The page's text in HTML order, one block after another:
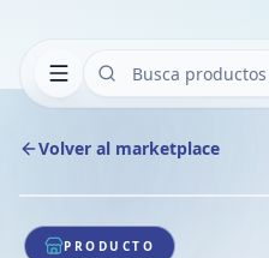
Volver al marketplace
1/1
PRODUCTO